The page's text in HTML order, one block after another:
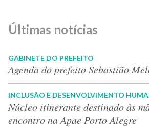
Últimas notícias
GABINETE DO PREFEITO
Agenda do prefeito Sebastião
INCLUSÃO E DESENVOLVIMENTO
Núcleo itinerante destinado às
encontro na Apae Porto Alegre